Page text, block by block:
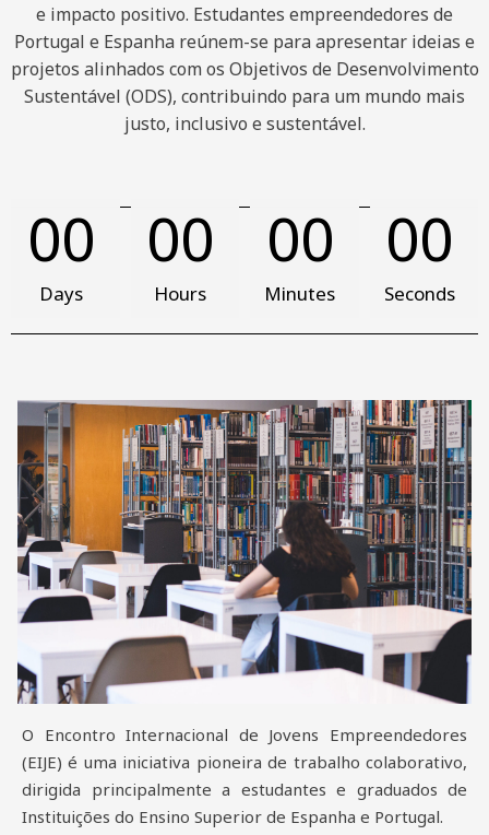
e impacto positivo. Estudantes empreendedores de
Portugal e Espanha reúnem-se para apresentar ideias e
projetos alinhados com os Objetivos de Desenvolvimento
Sustentável (ODS), contribuindo para um mundo mais
justo, inclusivo e sustentável.
00
Days
00
Hours
00
Minutes
00
Seconds
O Encontro Internacional de Jovens Empreendedores
(EIJE) é uma iniciativa pioneira de trabalho colaborativo,
dirigida principalmente a estudantes e graduados de
Instituições do Ensino Superior de Espanha e Portugal.